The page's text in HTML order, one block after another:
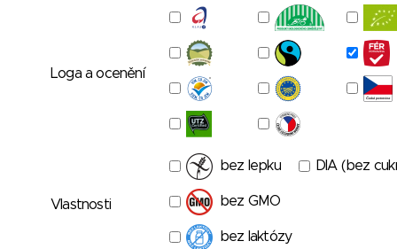
Loga a ocenění
Vlastnosti
bez lepku DIA (bez
bez GMO
bez laktózy